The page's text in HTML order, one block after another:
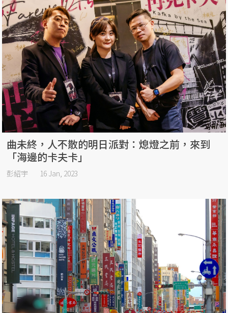
曲未終，人不散的明日派對：熄燈之前，來到
「海邊的卡夫卡」
彭紹宇 16 Jan, 2023